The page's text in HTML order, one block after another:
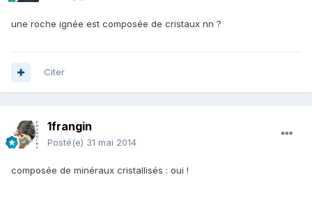
une roche ignée est composée de cristaux nn ?
Citer
1frangin
Posté(e) 31 mai 2014
composée de minéraux cristallisés : oui !